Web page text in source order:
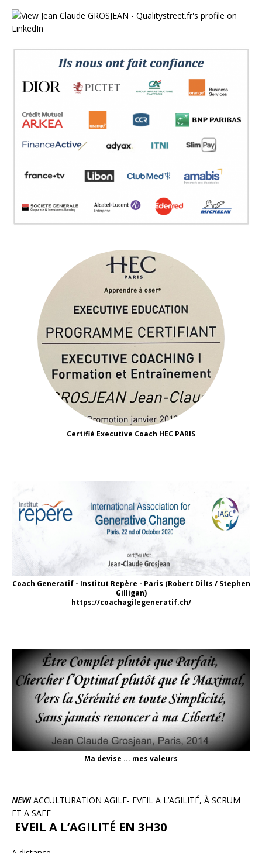
Certifié Executive Coach HEC PARIS
Coach Generatif - Institut Repère - Paris (Robert Dilts / Stephen
Gilligan)
https://coachagilegeneratif.ch/
Ma devise ... mes valeurs
NEW!ACCULTURATION AGILE- EVEIL A L’AGILITÉ, À SCRUM
ET A SAFE
EVEIL A L’AGILITÉ EN 3H30